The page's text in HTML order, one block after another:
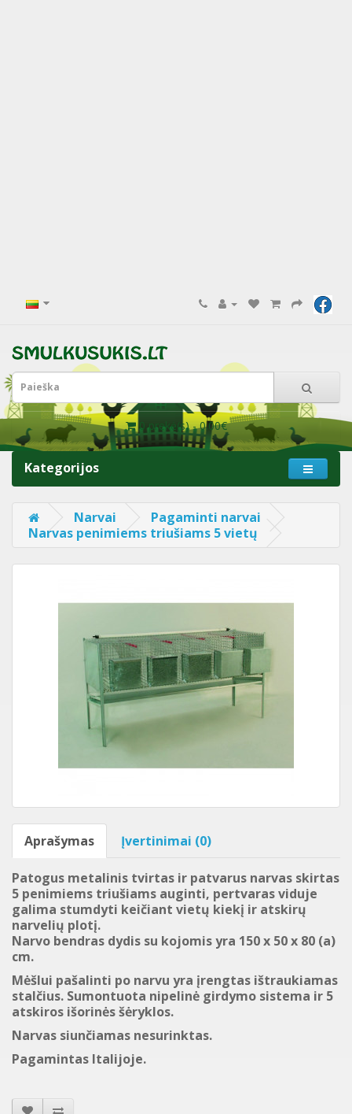
0 prekė(s) - 0.00€
Kategorijos
Narvai
Pagaminti narvai
Narvas penimiems triušiams 5 vietų
Aprašymas Įvertinimai (0)
Patogus metalinis tvirtas ir patvarus narvas skirtas
5 penimiems triušiams auginti, pertvaras viduje
galima stumdyti keičiant vietų kiekį ir atskirų
narvelių plotį.
Narvo bendras dydis su kojomis yra 150 x 50 x 80 (a)
cm.
Mėšlui pašalinti po narvu yra įrengtas ištraukiamas
stalčius. Sumontuota nipelinė girdymo sistema ir 5
atskiros išorinės šėryklos.
Narvas siunčiamas nesurinktas.
Pagamintas Italijoje.